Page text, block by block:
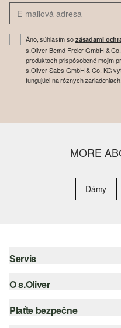
Áno, súhlasím so zásadami
s.Oliver Bernd Freier GmbH &
produktoch prispôsobené mojim
s.Oliver Sales GmbH & Co. KG
fungujúci na rôznych zariadeniach.
MORE
Dámy
Servis
Pomoc a FAQ
Nápoveda k veľkostiam
O s.Oliver
Leták
Plaťte bezpečne